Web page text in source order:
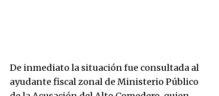
De inmediato la situación fue consultada al
ayudante fiscal zonal de Ministerio Público